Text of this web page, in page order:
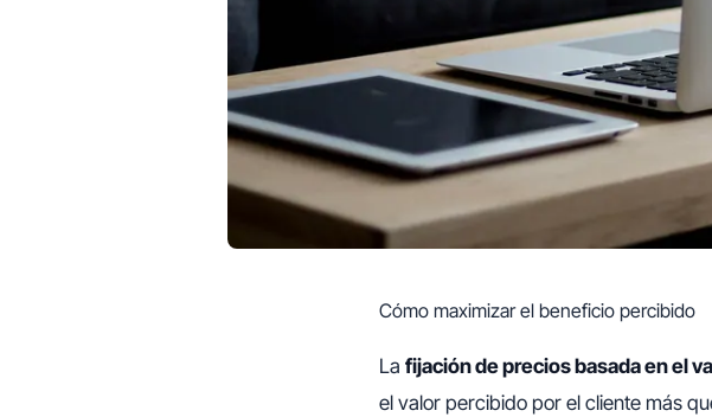
Cómo maximizar el beneficio percibido
La fijación de precios basada en el
el valor percibido por el cliente más